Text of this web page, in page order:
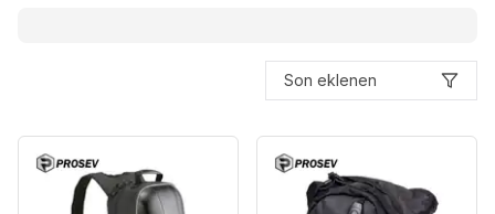
Son eklenen